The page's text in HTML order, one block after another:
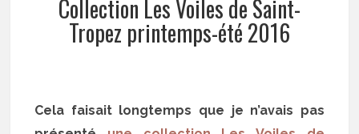
Collection Les Voiles de Saint-
Tropez printemps-été 2016
Cela faisait longtemps que je n’avais pas